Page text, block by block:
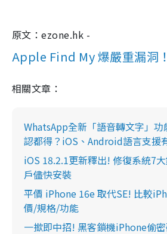
原文：ezone.hk -
Apple Find My 爆嚴重漏洞
相關文章：
WhatsApp全新「語音轉文字」
認都得？iOS、Android語言支援
iOS 18.2.1更新釋出! 修復系統7
戶儘快安裝
平價 iPhone 16e 取代SE! 比較
價/規格/功能
一撳即中招! 黑客鎖機iPhone偷